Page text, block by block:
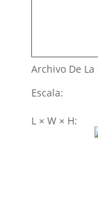
Archivo De
Escala:
L × W × H: